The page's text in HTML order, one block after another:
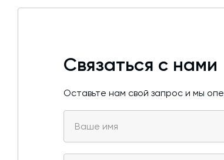
Связаться с нами
Оставьте нам свой запрос и мы